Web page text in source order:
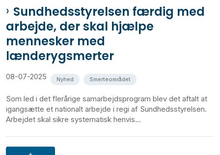
Sundhedsstyrelsen færdig med
arbejde, der skal hjælpe
mennesker med
lænderygsmerter
08-07-2025 Nyhed Smerteområdet
Som led i det flerårige samarbejdsprogram blev det aftalt at
igangsætte et nationalt arbejde i regi af Sundhedsstyrelsen.
Arbejdet skal sikre systematisk henvis...